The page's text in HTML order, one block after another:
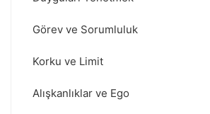
Görev ve Sorumluluk
Korku ve Limit
Alışkanlıklar ve Ego